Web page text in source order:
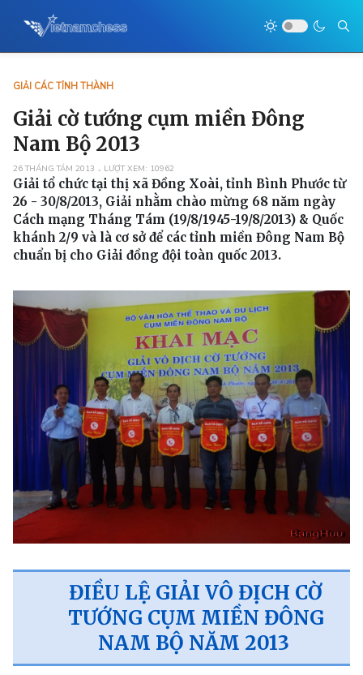
GIẢI CÁC TỈNH THÀNH
Giải cờ tướng cụm miền Đông
Nam Bộ 2013
26 THÁNG TÁM 2013 LƯỢT XEM: 10962
Giải tổ chức tại thị xã Đồng Xoài, tỉnh Bình Phước từ
26 - 30/8/2013, Giải nhằm chào mừng 68 năm ngày
Cách mạng Tháng Tám (19/8/1945-19/8/2013) & Quốc
khánh 2/9 và là cơ sở để các tỉnh miền Đông Nam Bộ
chuẩn bị cho Giải đồng đội toàn quốc 2013.
ĐIỀU LỆ GIẢI VÔ ĐỊCH CỜ
TƯỚNG CỤM MIỀN ĐÔNG
NAM BỘ NĂM 2013